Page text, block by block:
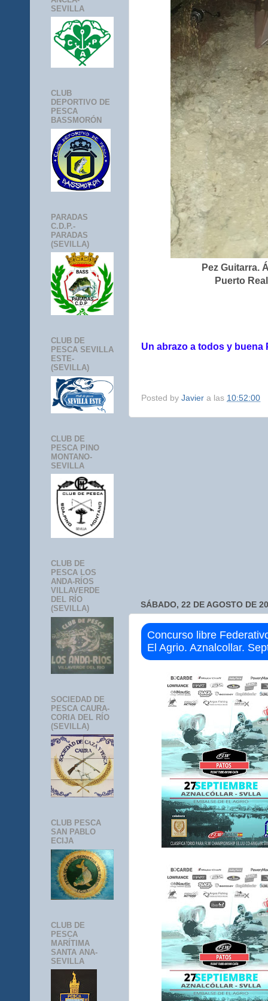
Pez Guitarra.
Puerto
Un abrazo a todos y buena
Posted by Javier a las 10:52:00
SÁBADO, 22 DE AGOSTO DE
Concurso libre
El Agrio. Aznalcollar.
SEVILLA
CLUB
DEPORTIVO DE
PESCA
BASSMORÓN
PARADAS
C.D.P.-
PARADAS
(SEVILLA)
CLUB DE
PESCA SEVILLA
ESTE-
(SEVILLA)
CLUB DE
PESCA PINO
MONTANO-
SEVILLA
CLUB DE
PESCA LOS
ANDA-RÍOS
VILLAVERDE
DEL RÍO
(SEVILLA)
SOCIEDAD DE
PESCA CAURA-
CORIA DEL RÍO
(SEVILLA)
CLUB PESCA
SAN PABLO
ECIJA
CLUB DE
PESCA
MARÍTIMA
SANTA ANA-
SEVILLA